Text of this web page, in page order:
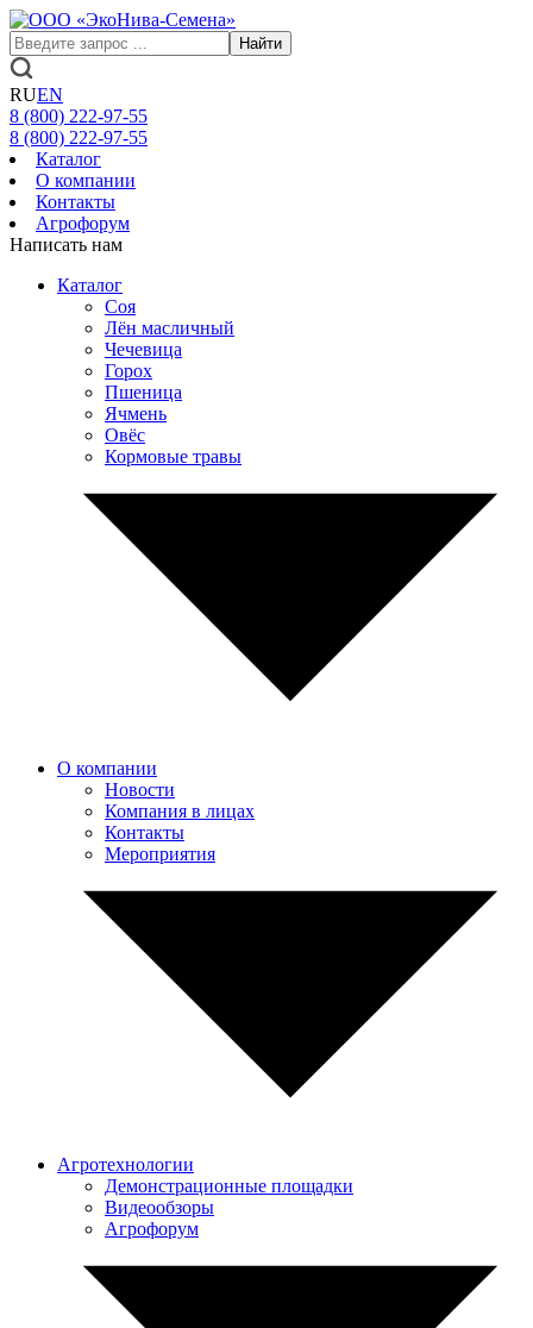
Найти
RUEN
8 (800) 222-97-55
8 (800) 222-97-55
Каталог
О компании
Контакты
Агрофорум
Написать нам
Каталог
Соя
Лён масличный
Чечевица
Горох
Пшеница
Ячмень
Овёс
Кормовые травы
О компании
Новости
Компания в лицах
Контакты
Мероприятия
Агротехнологии
Демонстрационные площадки
Видеообзоры
Агрофорум